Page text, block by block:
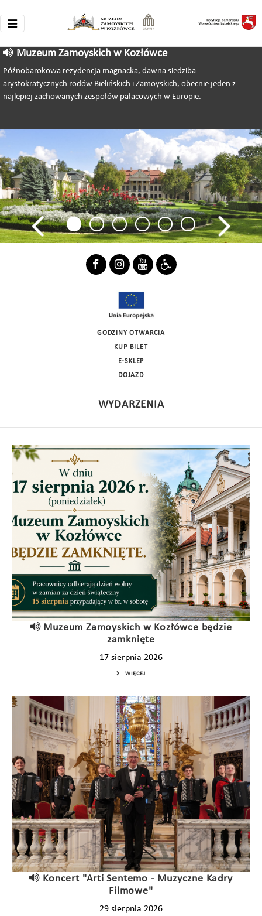
Muzeum Zamoyskich w Kozłówce
Późnobarokowa rezydencja magnacka, dawna siedziba
arystokratycznych rodów Bielińskich i Zamoyskich, obecnie jeden z
najlepiej zachowanych zespołów pałacowych w Europie.
GODZINY OTWARCIA
KUP BILET
E-SKLEP
DOJAZD
WYDARZENIA
Muzeum Zamoyskich w Kozłówce będzie
zamknięte
17 sierpnia 2026
WIĘCEJ
Koncert "Arti Sentemo - Muzyczne Kadry
Filmowe"
29 sierpnia 2026